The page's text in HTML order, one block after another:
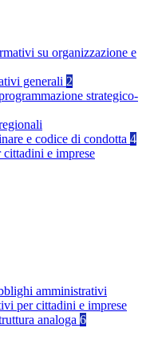
su organizzazione e
generali 2
strategico-
e codice di condotta 4
e imprese
amministrativi
per cittadini e imprese
analoga 6